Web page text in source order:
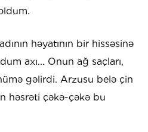
həyatının bir hissəsinə
axı... Onun ağ saçları,
gəlirdi. Arzusu belə çin
həsrəti çəkə-çəkə bu